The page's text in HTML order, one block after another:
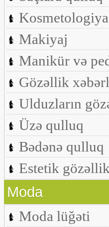
Kosmetologiya
Makiyaj
Manikür və
Gözəllik
Ulduzların
Üzə qulluq
Bədənə qulluq
Estetik gözəllik
Moda
Moda lüğəti